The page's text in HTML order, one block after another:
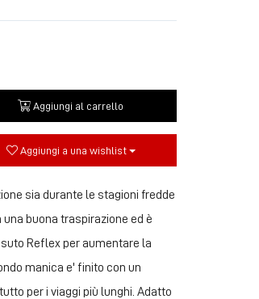
Aggiungi al carrello
Aggiungi a una wishlist
sia durante le stagioni fredde
buona traspirazione ed è
Reflex per aumentare la
manica e' finito con un
per i viaggi più lunghi. Adatto